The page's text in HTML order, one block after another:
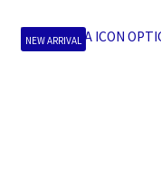
NEW ARRIVAL